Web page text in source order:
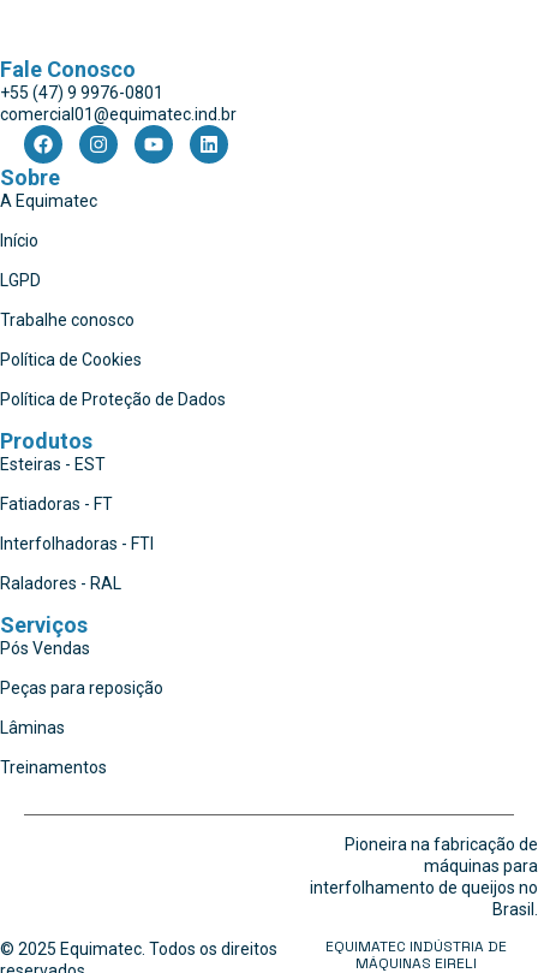
Fale Conosco
+55 (47) 9 9976-0801
comercial01@equimatec.ind.br
Sobre
A Equimatec
Início
LGPD
Trabalhe conosco
Política de Cookies
Política de Proteção de Dados
Produtos
Esteiras - EST
Fatiadoras - FT
Interfolhadoras - FTI
Raladores - RAL
Serviços
Pós Vendas
Peças para reposição
Lâminas
Treinamentos
Pioneira na fabricação de
máquinas para
interfolhamento de queijos no
Brasil.
© 2025 Equimatec. Todos os direitos
EQUIMATEC INDÚSTRIA DE
MÁQUINAS EIRELI